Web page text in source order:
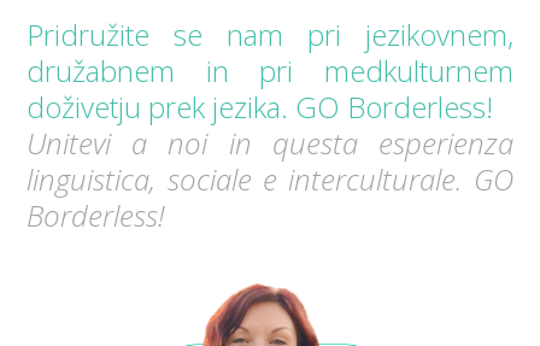
Pridružite se nam pri jezikovnem,
družabnem in pri medkulturnem
doživetju prek jezika. GO Borderless!
Unitevi a noi in questa esperienza
linguistica, sociale e interculturale. GO
Borderless!